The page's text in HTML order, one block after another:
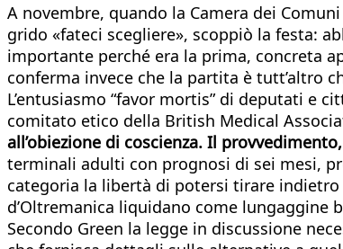
A novembre, quando la Camera dei
grido «fateci scegliere», scoppiò la festa:
importante perché era la prima, concreta
conferma invece che la partita è tutt’altro
L’entusiasmo “favor mortis” di deputati e
comitato etico della British Medical
all’obiezione di coscienza. Il
terminali adulti con prognosi di sei mesi,
categoria la libertà di potersi tirare
d’Oltremanica liquidano come lungaggine
Secondo Green la legge in discussione